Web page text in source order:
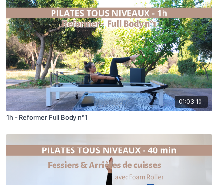
01:03:10
1h - Reformer Full Body n°1